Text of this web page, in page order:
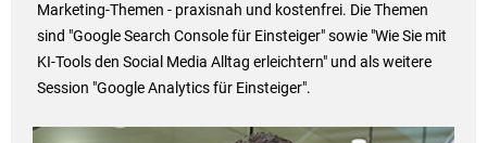
Marketing-Themen - praxisnah und kostenfrei. Die Themen
sind "Google Search Console für Einsteiger" sowie "Wie Sie mit
KI-Tools den Social Media Alltag erleichtern" und als weitere
Session "Google Analytics für Einsteiger".